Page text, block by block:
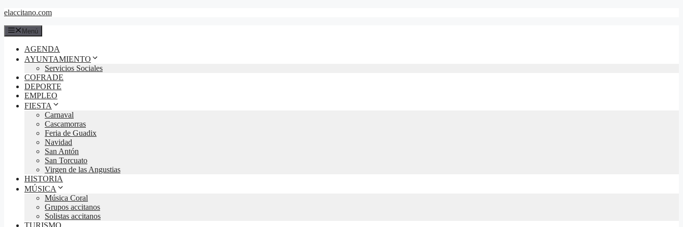
Saltar
contenido
elaccitano.com
Menú
AGENDA
AYUNTAMIENTO
Servicios Sociales
COFRADE
DEPORTE
EMPLEO
FIESTA
Carnaval
Cascamorras
Feria de Guadix
Navidad
San Antón
San Torcuato
Virgen de las Angustias
HISTORIA
MÚSICA
Música Coral
Grupos accitanos
Solistas accitanos